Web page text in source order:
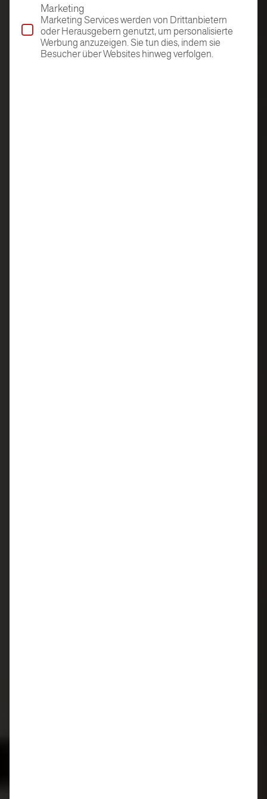
Marketing
Marketing Services werden von Drittanbietern
oder Herausgebern genutzt, um personalisierte
Werbung anzuzeigen. Sie tun dies, indem sie
Besucher über Websites hinweg verfolgen.